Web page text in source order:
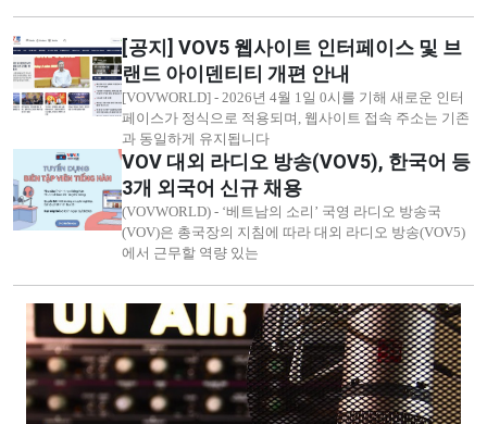
[공지] VOV5 웹사이트 인터페이스 및 브
랜드 아이덴티티 개편 안내
[VOVWORLD] - 2026년 4월 1일 0시를 기해 새로운 인터
페이스가 정식으로 적용되며, 웹사이트 접속 주소는 기존
과 동일하게 유지됩니다
VOV 대외 라디오 방송(VOV5), 한국어 등
3개 외국어 신규 채용
(VOVWORLD) - ‘베트남의 소리’ 국영 라디오 방송국
(VOV)은 총국장의 지침에 따라 대외 라디오 방송(VOV5)
에서 근무할 역량 있는